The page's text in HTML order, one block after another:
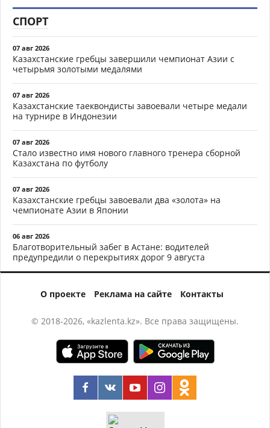
СПОРТ
07 авг 2026
Казахстанские гребцы завершили чемпионат Азии с
четырьмя золотыми медалями
07 авг 2026
Казахстанские таеквондисты завоевали четыре медали
на турнире в Индонезии
07 авг 2026
Стало известно имя нового главного тренера сборной
Казахстана по футболу
07 авг 2026
Казахстанские гребцы завоевали два «золота» на
чемпионате Азии в Японии
06 авг 2026
Благотворительный забег в Астане: водителей
предупредили о перекрытиях дорог 9 августа
О проекте Реклама на сайте Контакты
© 2018-2026, «kazlenta.kz». Все права защищены.